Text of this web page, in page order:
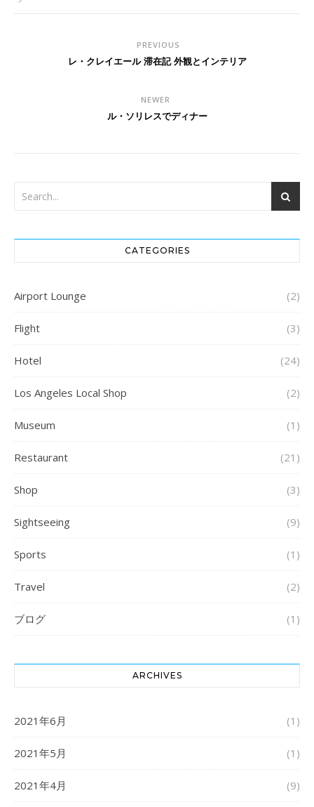
PREVIOUS
レ・クレイエール 滞在記 外観とインテリア
NEWER
ル・ソリレスでディナー
CATEGORIES
Airport Lounge (2)
Flight (3)
Hotel (24)
Los Angeles Local Shop (2)
Museum (1)
Restaurant (21)
Shop (3)
Sightseeing (9)
Sports (1)
Travel (2)
ブログ (1)
ARCHIVES
2021年6月 (1)
2021年5月 (1)
2021年4月 (9)